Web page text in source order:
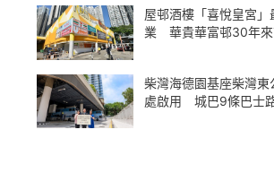
屋邨酒樓「喜悅皇宮」
業 華貴華富邨30年來
柴灣海德園基座柴灣東
處啟用 城巴9條巴士